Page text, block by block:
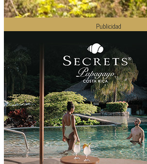
Publicidad